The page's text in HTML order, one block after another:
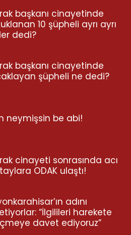
başkanı cinayetinde
10 şüpheli ayrı ayrı
dedi?
başkanı cinayetinde
şüpheli ne dedi?
neymişsin be abi!
cinayeti sonrasında acı
ODAK ulaştı!
adını
“İlgilileri harekete
davet ediyoruz”